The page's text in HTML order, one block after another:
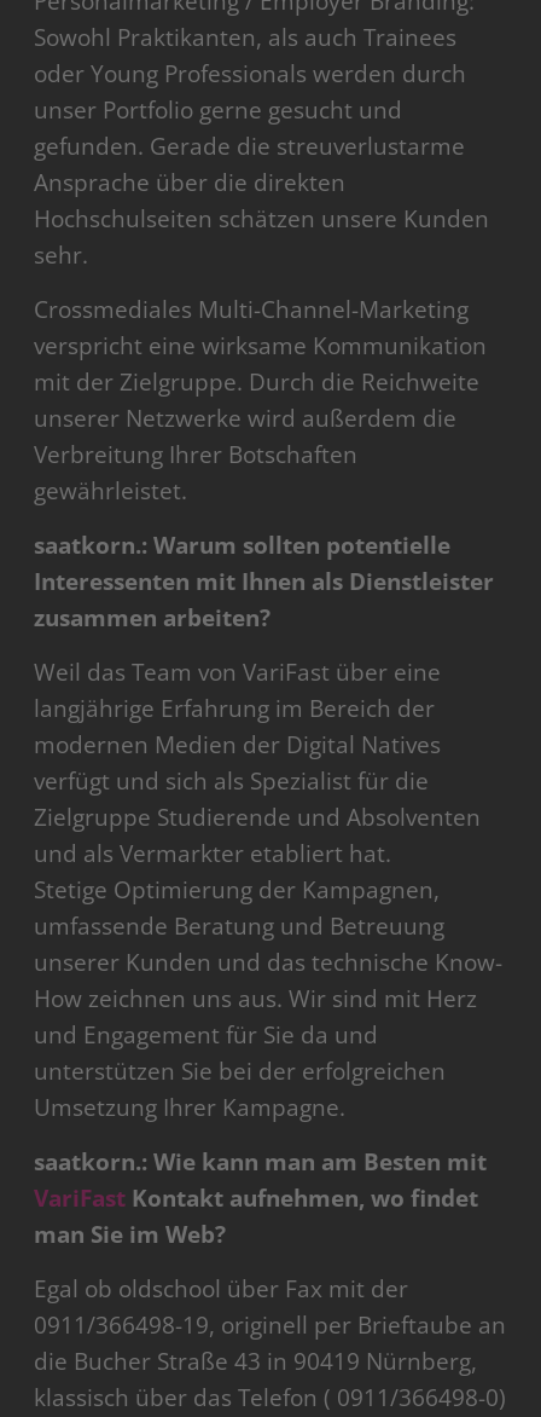
Sowohl Praktikanten, als auch Trainees
oder Young Professionals werden durch
unser Portfolio gerne gesucht und
gefunden. Gerade die streuverlustarme
Ansprache über die direkten
Hochschulseiten schätzen unsere Kunden
sehr.
Crossmediales Multi-Channel-Marketing
verspricht eine wirksame Kommunikation
mit der Zielgruppe. Durch die Reichweite
unserer Netzwerke wird außerdem die
Verbreitung Ihrer Botschaften
gewährleistet.
saatkorn.: Warum sollten potentielle
Interessenten mit Ihnen als Dienstleister
zusammen arbeiten?
Weil das Team von VariFast über eine
langjährige Erfahrung im Bereich der
modernen Medien der Digital Natives
verfügt und sich als Spezialist für die
Zielgruppe Studierende und Absolventen
und als Vermarkter etabliert hat.
Stetige Optimierung der Kampagnen,
umfassende Beratung und Betreuung
unserer Kunden und das technische Know-
How zeichnen uns aus. Wir sind mit Herz
und Engagement für Sie da und
unterstützen Sie bei der erfolgreichen
Umsetzung Ihrer Kampagne.
saatkorn.: Wie kann man am Besten mit
VariFast Kontakt aufnehmen, wo findet
man Sie im Web?
Egal ob oldschool über Fax mit der
0911/366498-19, originell per Brieftaube an
die Bucher Straße 43 in 90419 Nürnberg,
klassisch über das Telefon ( 0911/366498-0)